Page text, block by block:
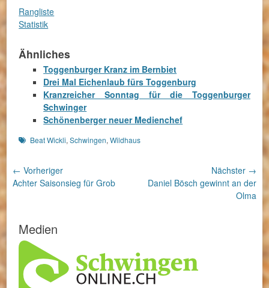
Rangliste
Statistik
Ähnliches
Toggenburger Kranz im Bernbiet
Drei Mal Eichenlaub fürs Toggenburg
Kranzreicher Sonntag für die Toggenburger
Schwinger
Schönenberger neuer Medienchef
Schlagworte
Beat Wickli,Schwingen,Wildhaus
Beitragsnavigation
← Vorheriger
Vorheriger
Achter Saisonsieg für Grob
Nächster →
Nächster
Daniel Bösch gewinnt an der
Olma
Medien